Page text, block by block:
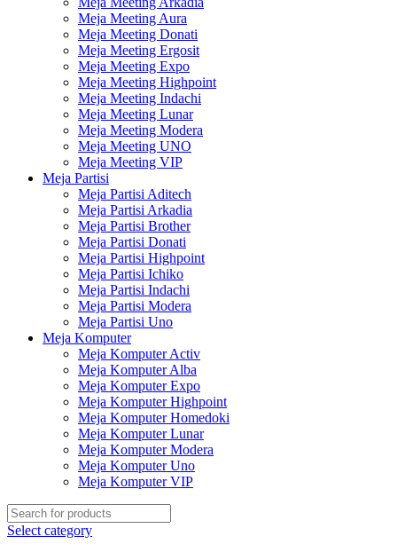
Meja Meeting Aura
Meja Meeting Donati
Meja Meeting Ergosit
Meja Meeting Expo
Meja Meeting Highpoint
Meja Meeting Indachi
Meja Meeting Lunar
Meja Meeting Modera
Meja Meeting UNO
Meja Meeting VIP
Meja Partisi
Meja Partisi Aditech
Meja Partisi Arkadia
Meja Partisi Brother
Meja Partisi Donati
Meja Partisi Highpoint
Meja Partisi Ichiko
Meja Partisi Indachi
Meja Partisi Modera
Meja Partisi Uno
Meja Komputer
Meja Komputer Activ
Meja Komputer Alba
Meja Komputer Expo
Meja Komputer Highpoint
Meja Komputer Homedoki
Meja Komputer Lunar
Meja Komputer Modera
Meja Komputer Uno
Meja Komputer VIP
Select category